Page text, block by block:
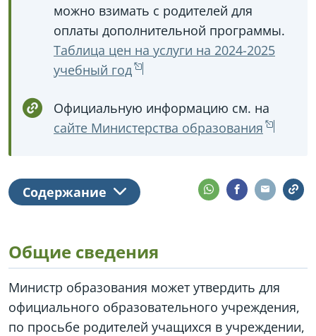
можно взимать с родителей для
оплаты дополнительной программы.
Таблица цен на услуги на 2024-2025
учебный год
Официальную информацию см. на
сайте Министерства образования
Содержание
Общие сведения
Министр образования может утвердить для
официального образовательного учреждения,
по просьбе родителей учащихся в учреждении,